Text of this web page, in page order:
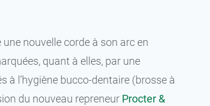
nouvelle corde à son arc en
quant à elles, par une
à l’hygiène bucco-dentaire (brosse à
du nouveau repreneur Procter &